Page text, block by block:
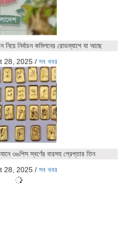
নিয়ে নির্বাচন কমিশনের রোডম্যাপে যা আছে
28, 2025 / সব খবর
৩৬পিস স্বর্ণের বারসহ গ্রেপ্তার তিন
28, 2025 / সব খবর